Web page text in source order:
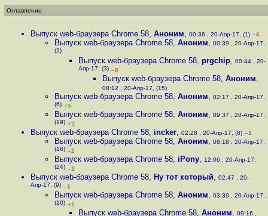
Оглавление
Выпуск web-браузера Chrome 58, Аноним, 00:36 , 20-Апр-17, (1) –6
Выпуск web-браузера Chrome 58, Аноним, 00:39 , 20-Апр-17,
(2)
Выпуск web-браузера Chrome 58, prgchip, 00:44 , 20-
Апр-17, (3) –8
Выпуск web-браузера Chrome 58, Аноним,
08:12 , 20-Апр-17, (15)
Выпуск web-браузера Chrome 58, Аноним, 02:17 , 20-Апр-17,
(6) +5
Выпуск web-браузера Chrome 58, Аноним, 09:37 , 20-Апр-17,
(19) +3
Выпуск web-браузера Chrome 58, incker, 02:28 , 20-Апр-17, (8) –1
Выпуск web-браузера Chrome 58, Аноним, 08:18 , 20-Апр-17,
(16) –2
Выпуск web-браузера Chrome 58, iPony, 12:06 , 20-Апр-17,
(24) –1
Выпуск web-браузера Chrome 58, Ну тот который, 02:47 , 20-
Апр-17, (9) –1
Выпуск web-браузера Chrome 58, Аноним, 03:39 , 20-Апр-17,
(10) +1
Выпуск web-браузера Chrome 58, Аноним, 09:16 ,